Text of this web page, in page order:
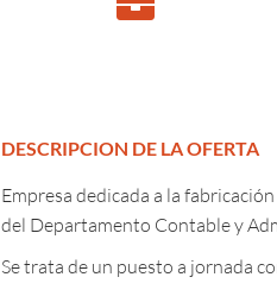
DESCRIPCION DE LA OFERTA
Empresa dedicada a la
del Departamento Contable y
Se trata de un puesto a jornada